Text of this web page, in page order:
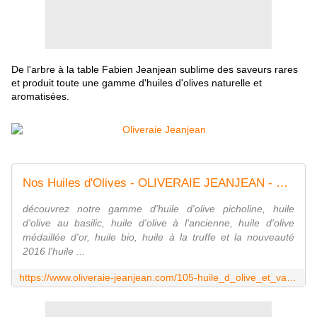
De l'arbre à la table Fabien Jeanjean sublime des saveurs rares
et produit toute une gamme d'huiles d'olives naturelle et
aromatisées.
Nos Huiles d'Olives - OLIVERAIE JEANJEAN - MOULIN DES COSTIERES NIMES
découvrez notre gamme d'huile d'olive picholine, huile
d'olive au basilic, huile d'olive à l'ancienne, huile d'olive
médaillée d'or, huile bio, huile à la truffe et la nouveauté
2016 l'huile ...